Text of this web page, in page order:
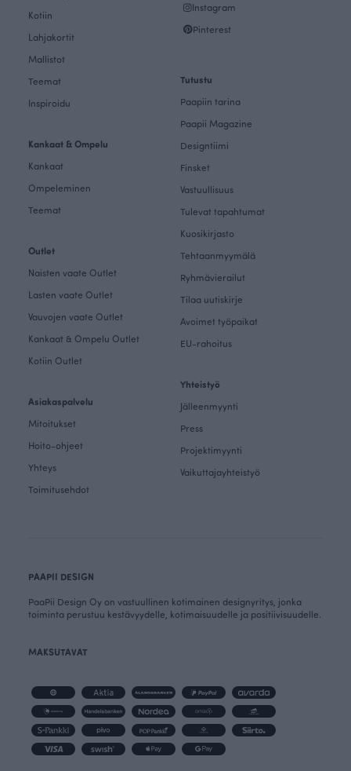
Kotiin
Lahjakortit
Mallistot
Teemat
Inspiroidu
Kankaat & Ompelu
Kankaat
Ompeleminen
Teemat
Outlet
Naisten vaate Outlet
Lasten vaate Outlet
Vauvojen vaate Outlet
Kankaat & Ompelu Outlet
Kotiin Outlet
Asiakaspalvelu
Mitoitukset
Hoito-ohjeet
Yhteys
Toimitusehdot
Instagram
Pinterest
Tutustu
Paapiin tarina
Paapii Magazine
Designtiimi
Finsket
Vastuullisuus
Tulevat tapahtumat
Kuosikirjasto
Tehtaanmyymälä
Ryhmävierailut
Tilaa uutiskirje
Avoimet työpaikat
EU-rahoitus
Yhteistyö
Jälleenmyynti
Press
Projektimyynti
Vaikuttajayhteistyö
PAAPII DESIGN
PaaPii Design Oy on vastuullinen kotimainen designyritys, jonka
toiminta perustuu kestävyydelle, kotimaisuudelle ja positiivisuudelle.
MAKSUTAVAT